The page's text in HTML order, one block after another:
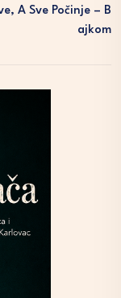
A Sve Počinje – B
Ajkom